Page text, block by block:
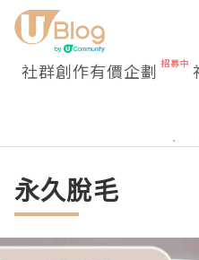
社群創作有價企劃
永久脫毛